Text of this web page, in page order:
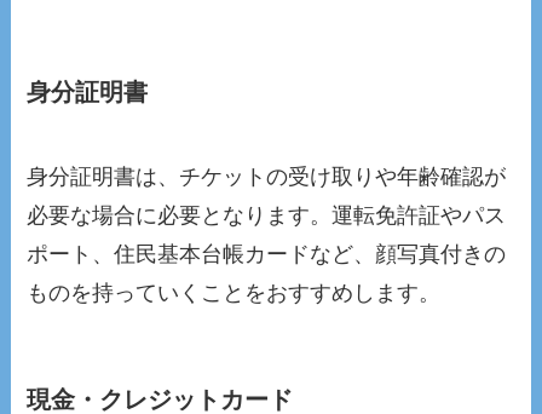
身分証明書
身分証明書は、チケットの受け取りや年齢確認が
必要な場合に必要となります。運転免許証やパス
ポート、住民基本台帳カードなど、顔写真付きの
ものを持っていくことをおすすめします。
現金・クレジットカード